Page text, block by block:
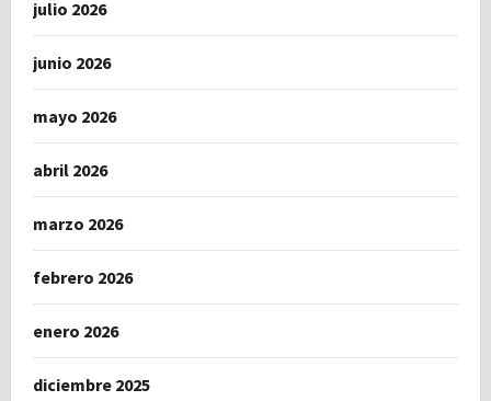
julio 2026
junio 2026
mayo 2026
abril 2026
marzo 2026
febrero 2026
enero 2026
diciembre 2025